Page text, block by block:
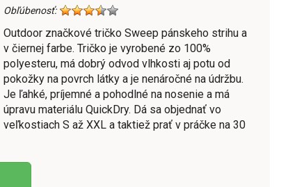
Obľúbenosť:
Outdoor značkové tričko Sweep pánskeho strihu a
v čiernej farbe. Tričko je vyrobené zo 100%
polyesteru, má dobrý odvod vlhkosti aj potu od
pokožky na povrch látky a je nenáročné na údržbu.
Je ľahké, príjemné a pohodlné na nosenie a má
úpravu materiálu QuickDry. Dá sa objednať vo
veľkostiach S až XXL a taktiež prať v práčke na 30